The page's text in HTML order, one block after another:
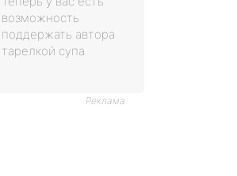
возможность
поддержать автора
тарелкой супа
Реклама